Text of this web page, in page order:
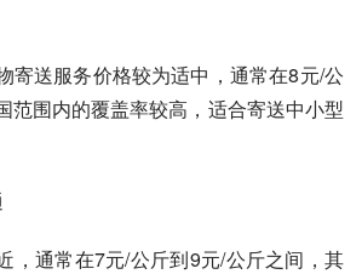
寄送服务价格较为适中，通常在8元/公
范围内的覆盖率较高，适合寄送中小型
，通常在7元/公斤到9元/公斤之间，其